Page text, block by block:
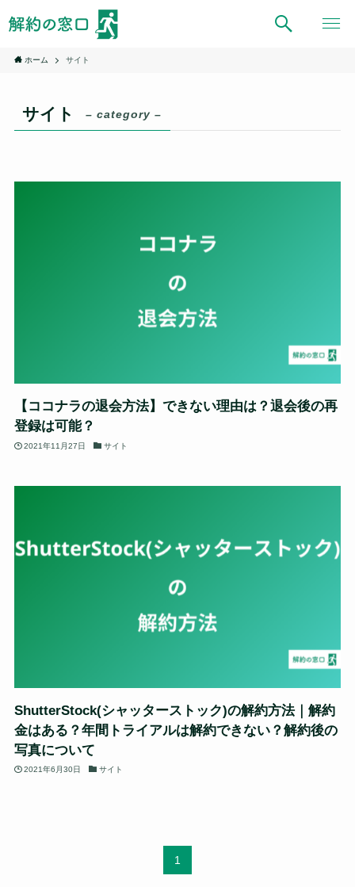
ホーム サイト
サイト – category –
【ココナラの退会方法】できない理由は？退会後の再
登録は可能？
2021年11月27日 サイト
ShutterStock(シャッターストック)の解約方法｜解約
金はある？年間トライアルは解約できない？解約後の
写真について
2021年6月30日 サイト
1